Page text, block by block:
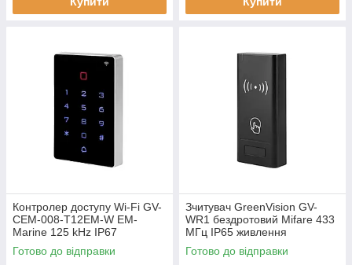
Контролер доступу Wi-Fi GV-
CEM-008-T12EM-W EM-
Marine 125 kHz IP67
12V/40mA
Готово до відправки
Зчитувач GreenVision GV-
WR1 бездротовий Mifare 433
МГц IP65 живлення
12V/15mA монтаж накладний
Готово до відправки